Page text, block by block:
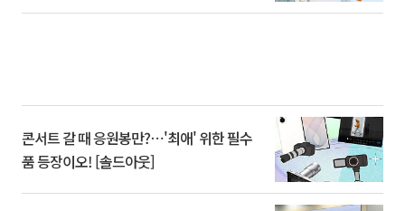
콘서트 갈 때 응원봉만?⋯'최애' 위한 필수
품 등장이오! [솔드아웃]